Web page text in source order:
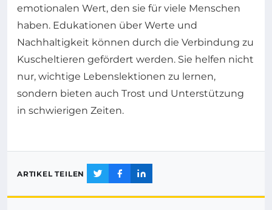
emotionalen Wert, den sie für viele Menschen
haben. Edukationen über Werte und
Nachhaltigkeit können durch die Verbindung zu
Kuscheltieren gefördert werden. Sie helfen nicht
nur, wichtige Lebenslektionen zu lernen,
sondern bieten auch Trost und Unterstützung
in schwierigen Zeiten.
ARTIKEL TEILEN